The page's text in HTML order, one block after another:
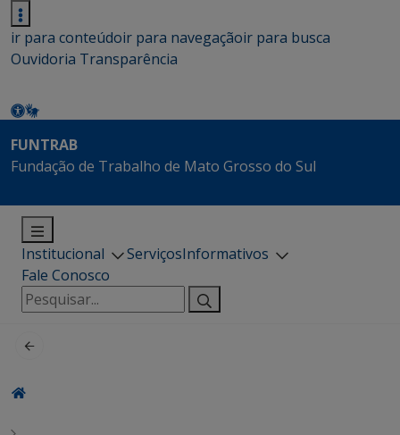
ir para conteúdoir para navegaçãoir para busca
Ouvidoria Transparência
FUNTRAB
Fundação de Trabalho de Mato Grosso do Sul
Institucional ServiçosInformativos
Fale Conosco
Pesquisar
por: